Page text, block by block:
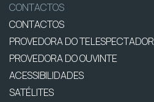
CONTACTOS
CONTACTOS
PROVEDORA DO TELESPECTADOR
PROVEDORA DO OUVINTE
ACESSIBILIDADES
SATÉLITES